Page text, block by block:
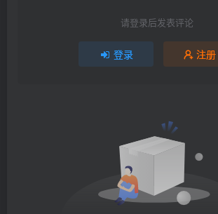
请登录后发表评论
登录 注册